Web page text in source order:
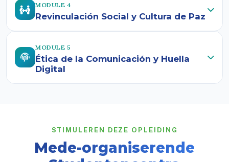
MODULE 4
Revinculación Social y Cultura de Paz
MODULE 5
Ética de la Comunicación y Huella
Digital
STIMULEREN DEZE OPLEIDING
Mede-organiserende